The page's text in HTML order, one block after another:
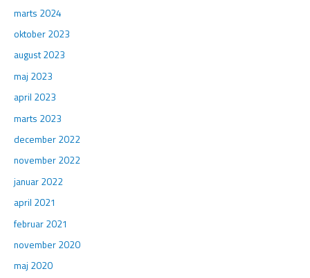
marts 2024
oktober 2023
august 2023
maj 2023
april 2023
marts 2023
december 2022
november 2022
januar 2022
april 2021
februar 2021
november 2020
maj 2020